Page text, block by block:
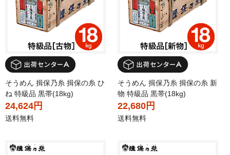
そうめん 揖保乃糸 揖保の糸 ひ
ね 特級品 黒帯(18kg)
24,624円
送料無料
そうめん 揖保乃糸 揖保の糸 新
物 特級品 黒帯(18kg)
22,680円
送料無料